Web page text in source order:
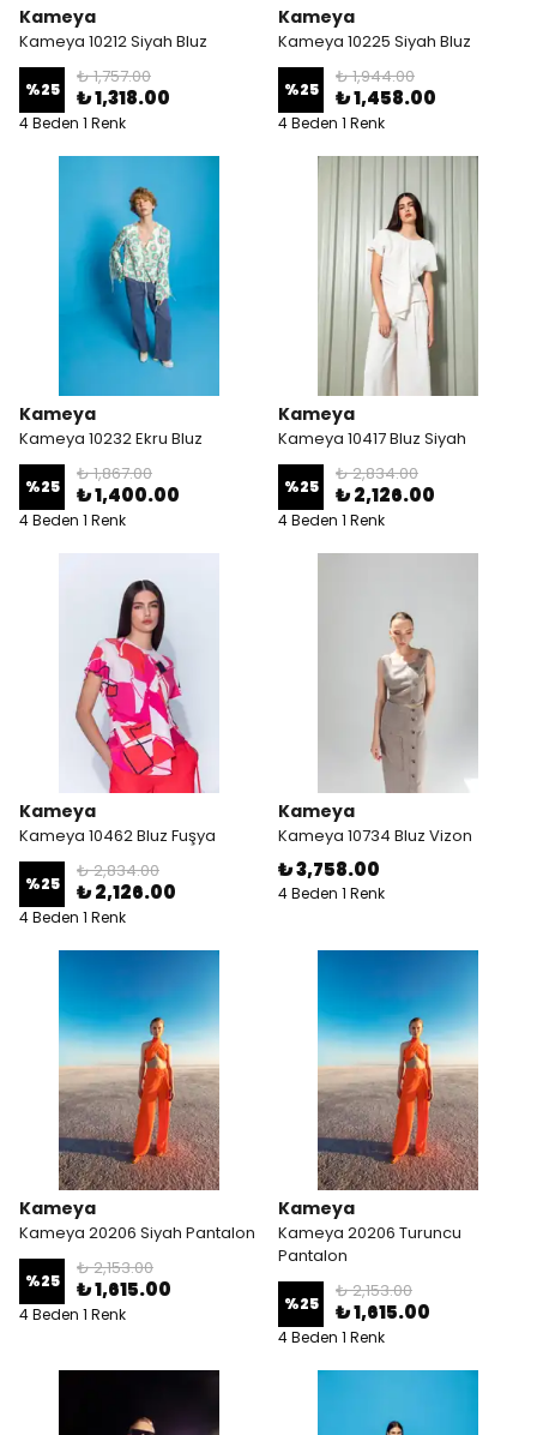
Kameya
Kameya 10212 Siyah Bluz
%25
₺ 1,757.00
₺ 1,318.00
4 Beden 1 Renk
Kameya
Kameya 10225 Siyah Bluz
%25
₺ 1,944.00
₺ 1,458.00
4 Beden 1 Renk
Kameya
Kameya 10232 Ekru Bluz
%25
₺ 1,867.00
₺ 1,400.00
4 Beden 1 Renk
Kameya
Kameya 10417 Bluz Siyah
%25
₺ 2,834.00
₺ 2,126.00
4 Beden 1 Renk
Kameya
Kameya 10462 Bluz Fuşya
%25
₺ 2,834.00
₺ 2,126.00
4 Beden 1 Renk
Kameya
Kameya 10734 Bluz Vizon
₺ 3,758.00
4 Beden 1 Renk
Kameya
Kameya 20206 Siyah Pantalon
%25
₺ 2,153.00
₺ 1,615.00
4 Beden 1 Renk
Kameya
Kameya 20206 Turuncu
Pantalon
%25
₺ 2,153.00
₺ 1,615.00
4 Beden 1 Renk